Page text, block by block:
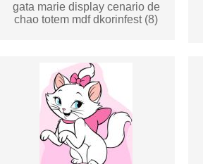
gata marie display cenario de
chao totem mdf dkorinfest (8)